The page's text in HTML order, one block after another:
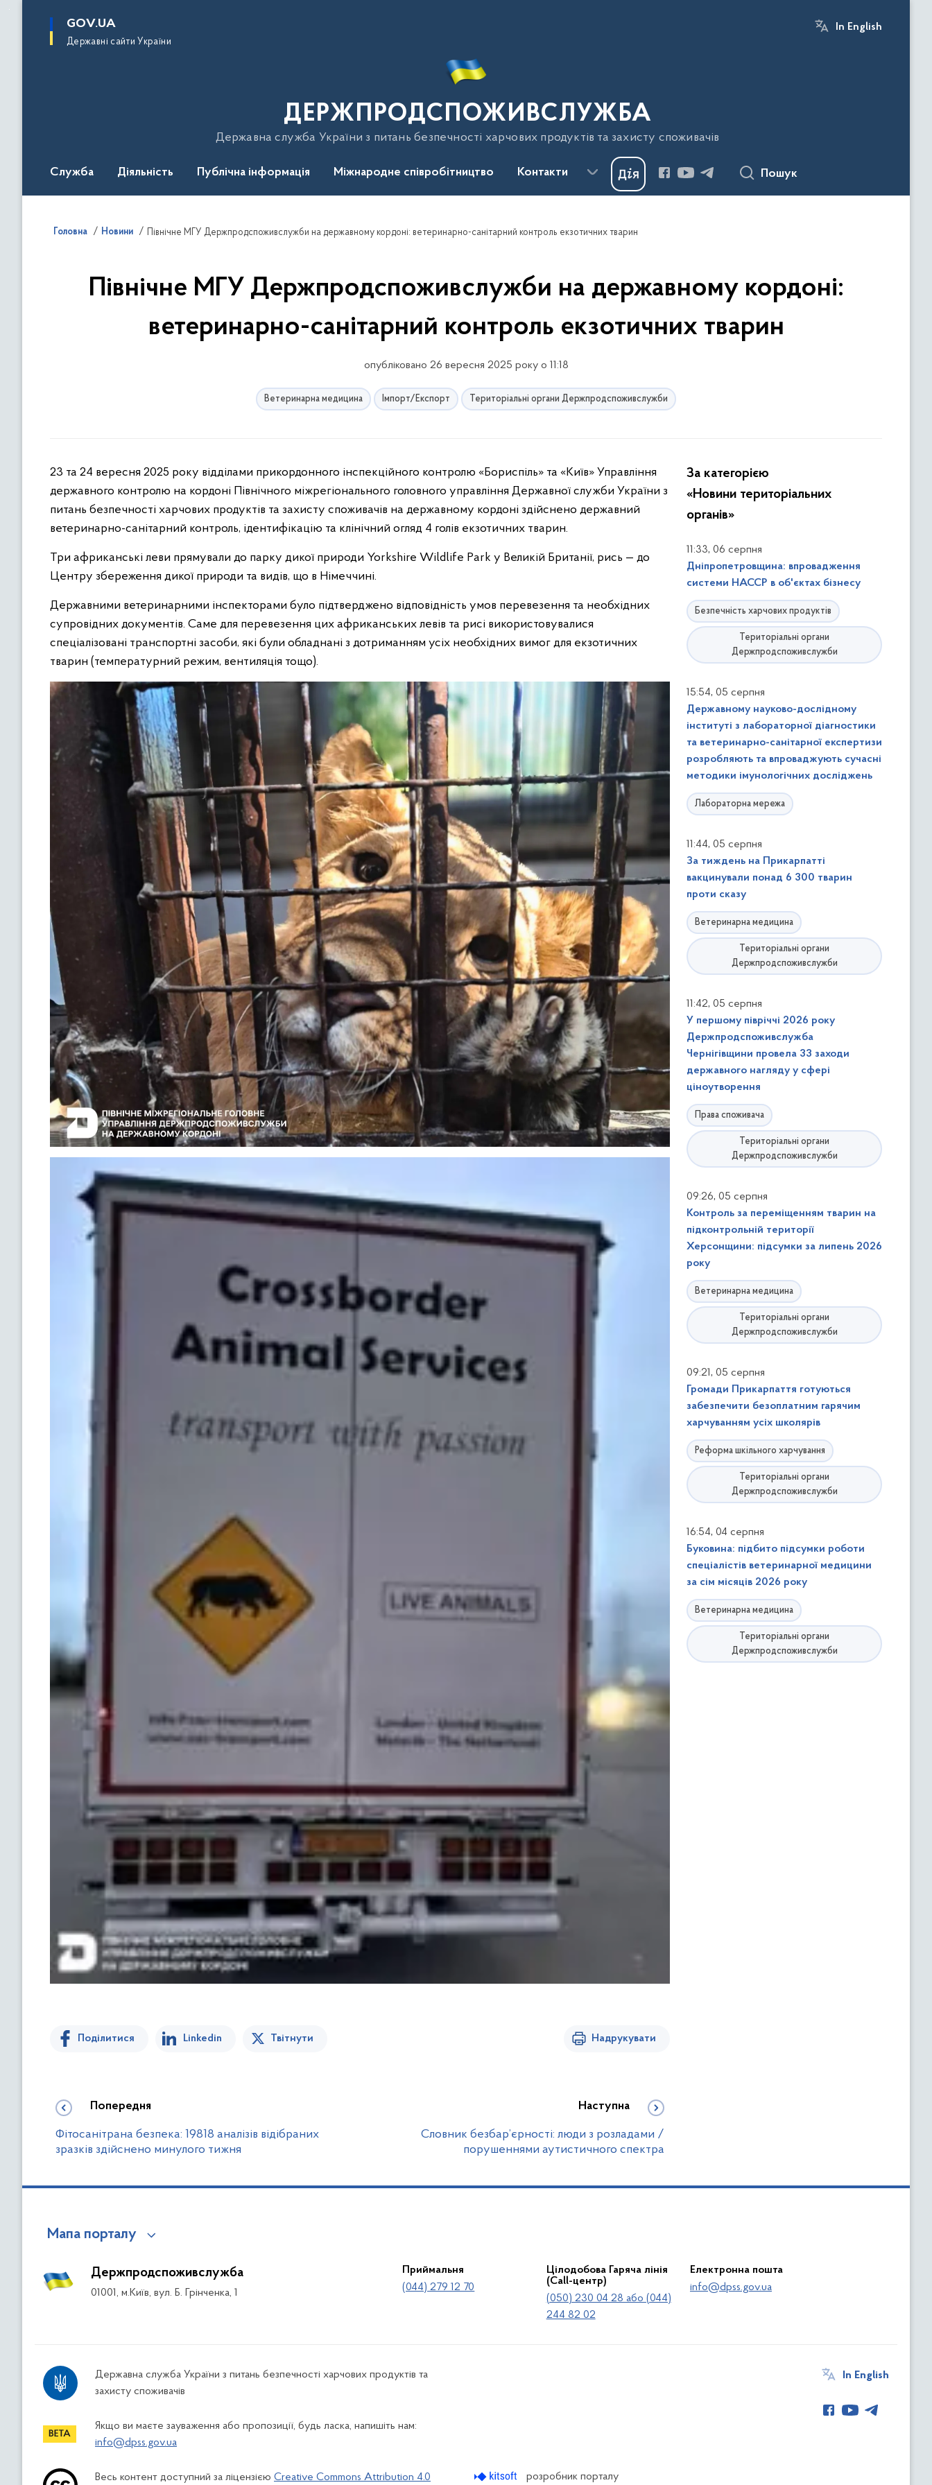
основного
GOV.UA
Державні сайти України
In English
ДЕРЖПРОДСПОЖИВСЛУЖБА
Державна служба України з питань безпечності харчових продуктів та захисту споживачів
Служба Діяльність Публічна інформація Міжнародне співробітництво Контакти Пошук
Головна Новини Північне МГУ Держпродспоживслужби на державному кордоні: ветеринарно-санітарний контроль екзотичних тварин
Північне МГУ Держпродспоживслужби на державному кордоні:
ветеринарно-санітарний контроль екзотичних тварин
опубліковано 26 вересня 2025 року о 11:18
Ветеринарна медицина Імпорт/Експорт Територіальні органи Держпродспоживслужби
23 та 24 вересня 2025 року відділами прикордонного інспекційного контролю «Бориспіль» та «Київ» Управління
державного контролю на кордоні Північного міжрегіонального головного управління Державної служби України з
питань безпечності харчових продуктів та захисту споживачів на державному кордоні здійснено державний
ветеринарно-санітарний контроль, ідентифікацію та клінічний огляд 4 голів екзотичних тварин.
Три африканські леви прямували до парку дикої природи Yorkshire Wildlife Park у Великій Британії, рись — до
Центру збереження дикої природи та видів, що в Німеччині.
Державними ветеринарними інспекторами було підтверджено відповідність умов перевезення та необхідних
супровідних документів. Саме для перевезення цих африканських левів та рисі використовувалися
спеціалізовані транспортні засоби, які були обладнані з дотриманням усіх необхідних вимог для екзотичних
тварин (температурний режим, вентиляція тощо).
Поділитися Linkedin Твітнути Надрукувати
Попередня
Фітосанітрана безпека: 19818 аналізів відібраних
зразків здійснено минулого тижня
Наступна
Словник безбар’єрності: люди з розладами /
порушеннями аутистичного спектра
За категорією
«Новини територіальних
органів»
11:33, 06 серпня
Дніпропетровщина: впровадження
системи НАССР в об'єктах бізнесу
Безпечність харчових продуктів
Територіальні органи
Держпродспоживслужби
15:54, 05 серпня
Державному науково-дослідному
інституті з лабораторної діагностики
та ветеринарно-санітарної експертизи
розробляють та впроваджують сучасні
методики імунологічних досліджень
Лабораторна мережа
11:44, 05 серпня
За тиждень на Прикарпатті
вакцинували понад 6 300 тварин
проти сказу
Ветеринарна медицина
Територіальні органи
Держпродспоживслужби
11:42, 05 серпня
У першому півріччі 2026 року
Держпродспоживслужба
Чернігівщини провела 33 заходи
державного нагляду у сфері
ціноутворення
Права споживача
Територіальні органи
Держпродспоживслужби
09:26, 05 серпня
Контроль за переміщенням тварин на
підконтрольній території
Херсонщини: підсумки за липень 2026
року
Ветеринарна медицина
Територіальні органи
Держпродспоживслужби
09:21, 05 серпня
Громади Прикарпаття готуються
забезпечити безоплатним гарячим
харчуванням усіх школярів
Реформа шкільного харчування
Територіальні органи
Держпродспоживслужби
16:54, 04 серпня
Буковина: підбито підсумки роботи
спеціалістів ветеринарної медицини
за сім місяців 2026 року
Ветеринарна медицина
Територіальні органи
Держпродспоживслужби
Мапа порталу
Держпродспоживслужба
01001, м.Київ, вул. Б. Грінченка, 1
Приймальня
(044) 279 12 70
Цілодобова Гаряча лінія
(Call-центр)
(050) 230 04 28 або (044)
244 82 02
Електронна пошта
info@dpss.gov.ua
Державна служба України з питань безпечності харчових продуктів та
захисту споживачів
Якщо ви маєте зауваження або пропозиції, будь ласка, напишіть нам:
info@dpss.gov.ua
In English
Весь контент доступний за ліцензією Creative Commons Attribution 4.0 розробник порталу